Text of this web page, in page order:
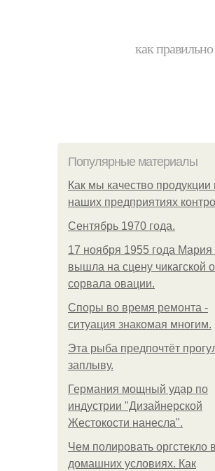
как
Популярные материалы
Как мы качество продукции
наших предприятиях
Сентябрь 1970 года.
17 ноября 1955 года Мария
вышла на сцену чикагской
сорвала овации.
Споры во время ремонта -
ситуация знакомая многим.
Эта рыба предпочтёт
заплыву.
Германия мощный удар по
индустрии "Дизайнерской
Жестокости нанесла".
Чем полировать оргстекло в
домашних условиях. Как